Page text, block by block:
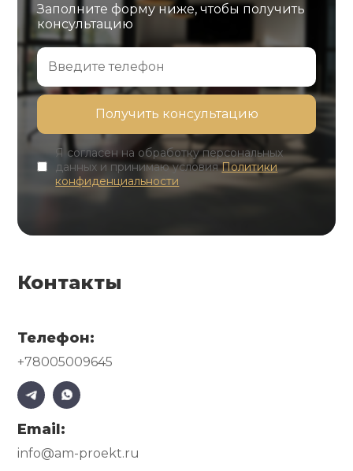
Заполните форму ниже, чтобы получить
консультацию
Я согласен на обработку персональных
данных и принимаю условияПолитики
конфиденциальности
Контакты
Телефон:
+78005009645
Email:
info@am-proekt.ru